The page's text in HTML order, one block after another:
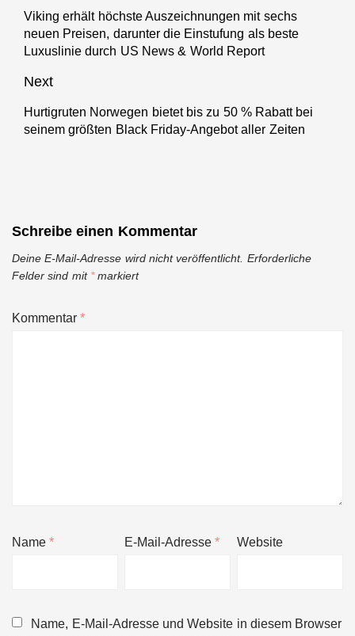
Previous
post:
Viking erhält höchste Auszeichnungen mit sechs
neuen Preisen, darunter die Einstufung als beste
Luxuslinie durch US News & World Report
Next
Next
post:
Hurtigruten Norwegen bietet bis zu 50 % Rabatt bei
seinem größten Black Friday-Angebot aller Zeiten
Schreibe einen Kommentar
Deine E-Mail-Adresse wird nicht veröffentlicht. Erforderliche
Felder sind mit *markiert
Kommentar*
Name* E-Mail-Adresse* Website
Name, E-Mail-Adresse und Website in diesem Browser